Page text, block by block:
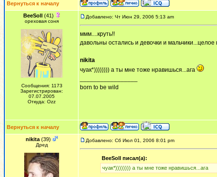
Вернуться к началу
BeeSoll(41)
ореховая соня
Сообщения: 1173
Зарегистрирован:
07.07.2005
Откуда: Ozz
Добавлено: Чт Июн 29, 2006 5:13 am
ммм....круть!!
давольны остались и девочки и
nikita
чуак*)))))))) а ты мне тоже нравишься...ага
born to be wild
Вернуться к началу
nikita (39)
Дред
Добавлено: Сб Июл 01, 2006 8:01 pm
BeeSoll писал(а):
чуак*)))))))) а ты мне тоже нравишься...ага